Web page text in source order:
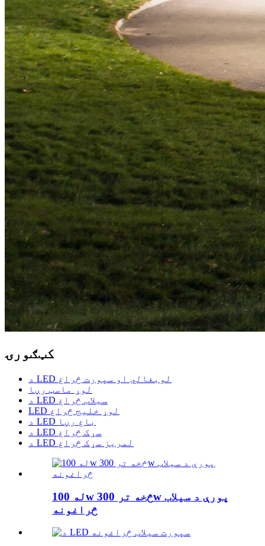
کټګورۍ
د LED لوبغالي او سپورت څراغ
لوړ ماسټ رڼا
د LED سیلاب څراغ
LED لوړ خلیج څراغ
د LED باغ رڼا
د LED سړک څراغ
د LED لمریز سړک څراغ
له 100w څخه تر 300w پورې د سیلاب
څراغونه